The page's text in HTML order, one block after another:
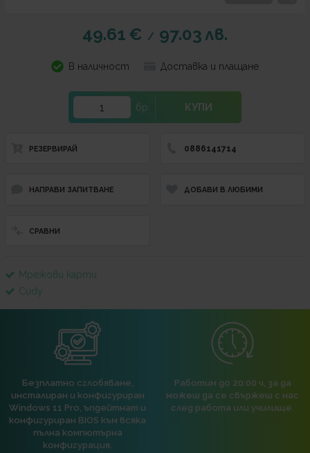
49.61 € / 97.03 лв.
В наличност Доставка и плащане
бр. КУПИ
РЕЗЕРВИРАЙ 0886141714
НАПРАВИ ЗАПИТВАНЕ ДОБАВИ В ЛЮБИМИ
СРАВНИ
Мрежови карти
Cudy
Безплатно сглобяване,
инсталиран и конфигуриран
Windows 11 Pro, ъпдейтнат и
конфигуриран BIOS към всяка
пълна компютърна
конфигурация.
Работим до 20:00 ч, за да
можеш да се свържеш с нас
след работа или училище.